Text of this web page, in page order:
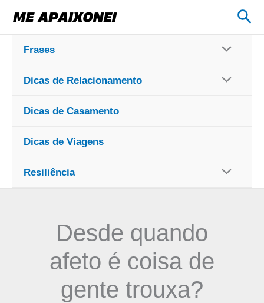
para
conteúdo
Frases
Dicas de Relacionamento
Dicas de Casamento
Dicas de Viagens
Resiliência
Desde quando
afeto é coisa de
gente trouxa?